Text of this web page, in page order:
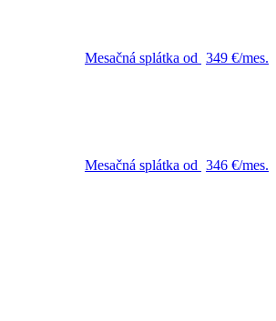
Mesačná splátka od 349 €/mes.
Mesačná splátka od 346 €/mes.